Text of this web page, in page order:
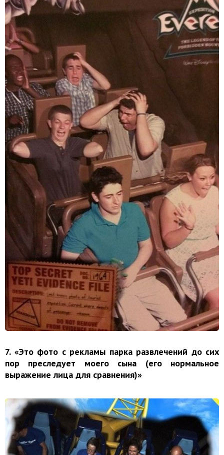
7. «Это фото с рекламы парка развлечений до сих
пор преследует моего сына (его нормальное
выражение лица для сравнения)»